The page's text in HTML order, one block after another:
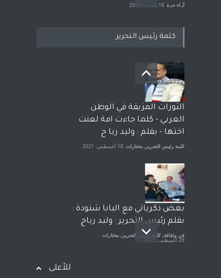
آراء حرة 18 فبراير، 2023
بعد معارك قضائية طاحنة كتب
وترافع فيها بنفسه مرة اخرى..
الشيخ طارق يوسف يقهر
الحكومة الأمريكية ، فأعطوه
الجنسية عن يد وهم صاغرون،
آراء حرة مختارات 7 أبريل، 2023
كلمة رئيس التحرير
الثورات المزيفة في الوطن
العربي - كلما جاءت امة لعنت
اختها - بقلم : وليد ربا ح
كلمة رئيس التحرير , مختارات 18 أغسطس، 2021
بعض ذكرياتي مع البابا شنودة :
بقلم رئيس التحرير : وليد رباح
فن وثقافة, كلمة رئيس التحرير , مختارات
28 أغسطس، 2021
للأعلى